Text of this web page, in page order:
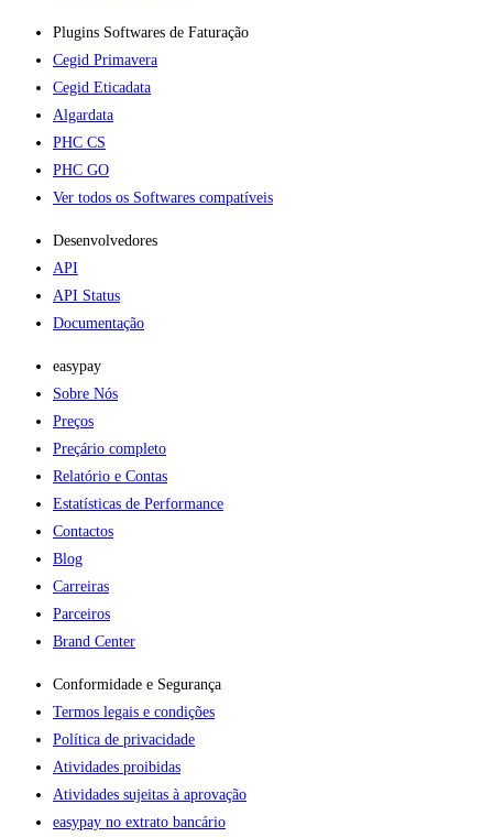
Plugins Softwares de Faturação​
Cegid Primavera
Cegid Eticadata
Algardata
PHC CS
PHC GO
Ver todos os Softwares compatíveis
Desenvolvedores
API
API Status
Documentação
easypay
Sobre Nós
Preços
Preçário completo
Relatório e Contas
Estatísticas de Performance
Contactos
Blog
Carreiras
Parceiros
Brand Center
Conformidade e Segurança
Termos legais e condições
Política de privacidade
Atividades proibidas
Atividades sujeitas à aprovação
easypay no extrato bancário